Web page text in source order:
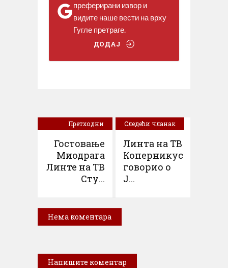
преферирани извор и
видите наше вести на врху
Гугле претраге.
ДОДАЈ
Претходни
Гостовање
Миодрага
Линте на ТВ
Сту...
Следећи чланак
Линта на ТВ
Коперникус
говорио о
Ј...
Нема коментара
Напишите коментар